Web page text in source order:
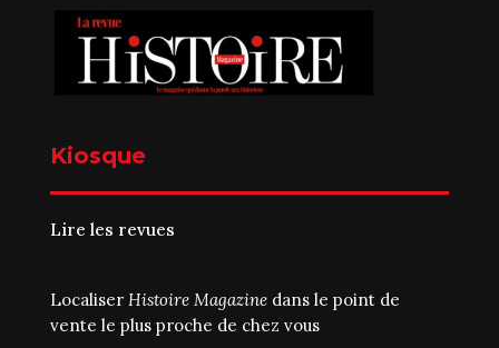
Kiosque
Lire les revues
Localiser Histoire Magazinedans le point de
vente le plus proche de chez vous